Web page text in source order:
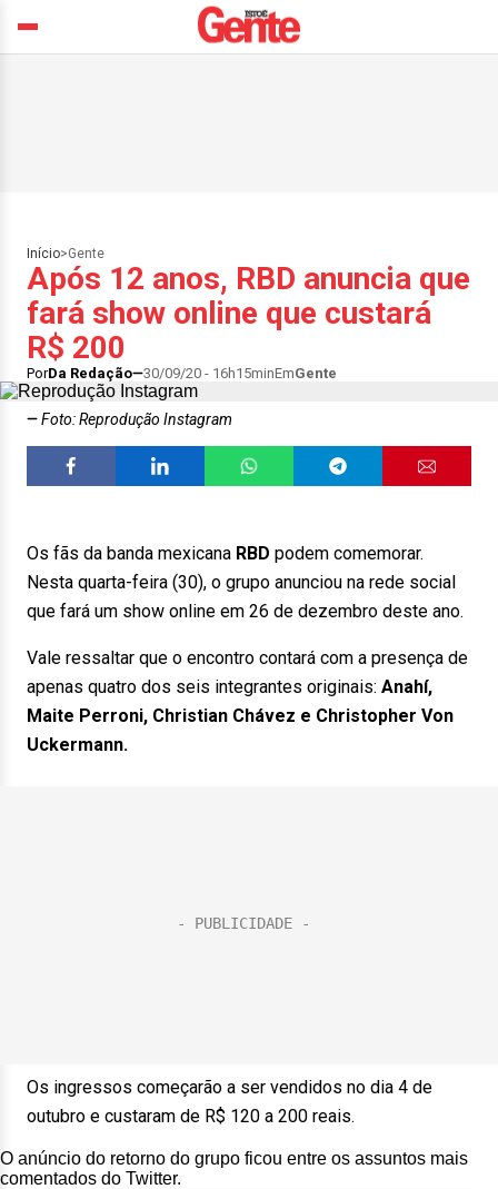
Início>Gente
Após 12 anos, RBD anuncia que
fará show online que custará
R$ 200
PorDa Redação 30/09/20 - 16h15minEmGente
Foto: Reprodução Instagram
Os fãs da banda mexicana RBD podem comemorar.
Nesta quarta-feira (30), o grupo anunciou na rede social
que fará um show online em 26 de dezembro deste ano.
Vale ressaltar que o encontro contará com a presença de
apenas quatro dos seis integrantes originais: Anahí,
Maite Perroni, Christian Chávez e Christopher Von
Uckermann.
Os ingressos começarão a ser vendidos no dia 4 de
outubro e custaram de R$ 120 a 200 reais.
O anúncio do retorno do grupo ficou entre os assuntos mais
comentados do Twitter.